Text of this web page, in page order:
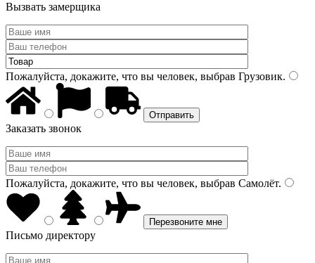
Вызвать замерщика
Пожалуйста, докажите, что вы человек, выбрав Грузовик.
Заказать звонок
Пожалуйста, докажите, что вы человек, выбрав Самолёт.
Письмо директору